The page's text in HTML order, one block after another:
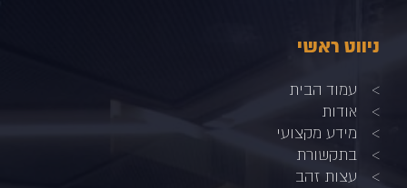
ניווט ראשי
עמוד הבית
אודות
מידע מקצועי
בתקשורת
עצות זהב